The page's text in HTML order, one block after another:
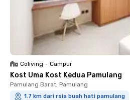
Coliving • Campur
Kost Uma Kost Kedua Pamulang
Pamulang Barat, Pamulang
1.7 km dari rsia buah hati pamulang